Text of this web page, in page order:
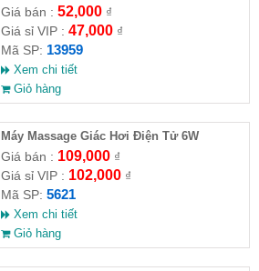
Giá bán : 52,000₫
Giá sỉ VIP : 47,000₫
Mã SP: 13959
Xem chi tiết
Giỏ hàng
Máy Massage Giác Hơi Điện Tử 6W
Giá bán : 109,000₫
Giá sỉ VIP : 102,000₫
Mã SP: 5621
Xem chi tiết
Giỏ hàng